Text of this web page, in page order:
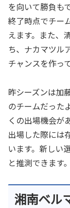
を向いて勝負も
終了時点でチー
えます。また、
ち、ナカマツル
チャンスを作っ
昨シーズンは加
のチームだった
くの出場機会が
出場した際には
います。新しい
と推測できます。
湘南ベル